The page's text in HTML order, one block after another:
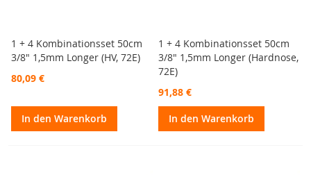
1 + 4 Kombinationsset 50cm
3/8" 1,5mm Longer (HV, 72E)
80,09 €
In den Warenkorb
1 + 4 Kombinationsset 50cm
3/8" 1,5mm Longer (Hardnose,
72E)
91,88 €
In den Warenkorb